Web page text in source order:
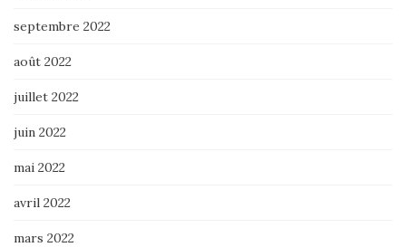
septembre 2022
août 2022
juillet 2022
juin 2022
mai 2022
avril 2022
mars 2022